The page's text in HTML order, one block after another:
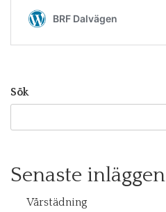
Sök
Senaste inläggen
Vårstädning